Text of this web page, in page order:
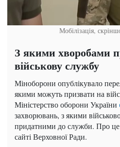
Мобілізація,
З якими хворобами
військову службу
Міноборони опублікувало
якими можуть призвати на
Міністерство оборони України
захворювань, з якими
придатними до служби. Про це
сайті Верховної Ради.